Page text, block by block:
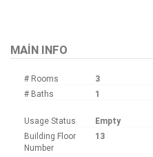
MAIN INFO
# Rooms 3
# Baths
1
Usage Status Empty
Building Floor
Number
13